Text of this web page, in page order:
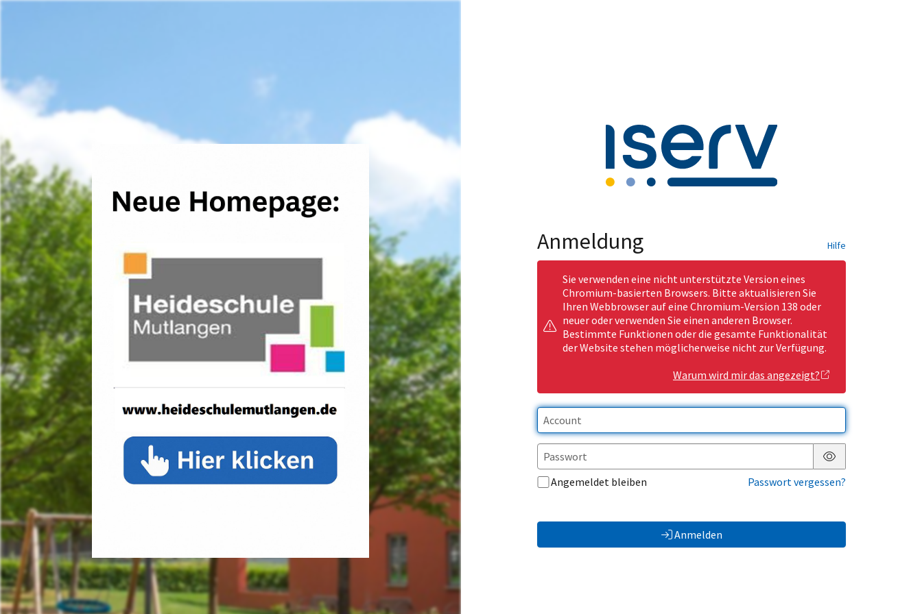
Anmeldung Hilfe
Sie verwenden eine nicht unterstützte Version eines
Chromium-basierten Browsers. Bitte aktualisieren Sie
Ihren Webbrowser auf eine Chromium-Version 138 oder
neuer oder verwenden Sie einen anderen Browser.
Bestimmte Funktionen oder die gesamte Funktionalität
der Website stehen möglicherweise nicht zur Verfügung.
Warum wird mir das angezeigt?
Passwort anzeigen
Angemeldet bleiben
Passwort vergessen?
Anmelden